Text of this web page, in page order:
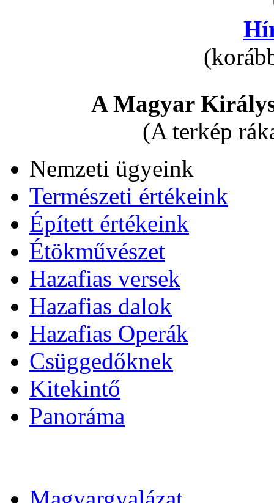
A Magyar
(A terkép
Nemzeti ügyeink
Természeti értékeink
Épített értékeink
Étökművészet
Hazafias versek
Hazafias dalok
Hazafias Operák
Csüggedőknek
Kitekintő
Panoráma